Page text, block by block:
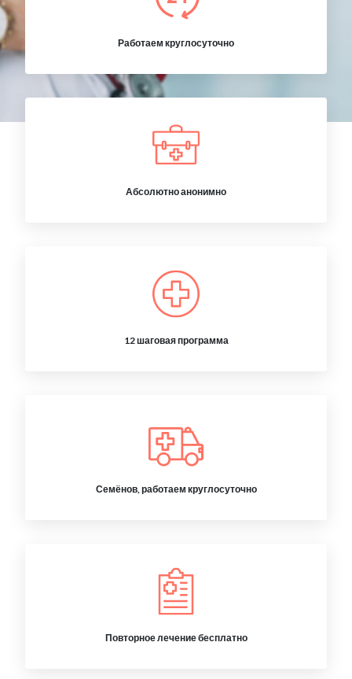
Работаем круглосуточно
Абсолютно анонимно
12 шаговая программа
Семёнов, работаем круглосуточно
Повторное лечение бесплатно